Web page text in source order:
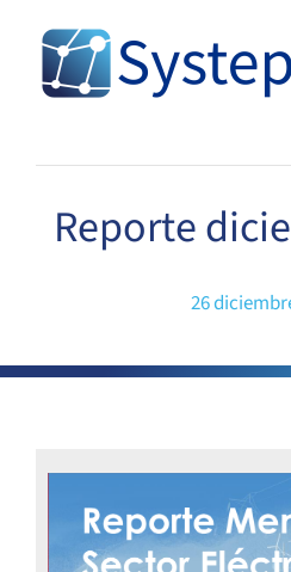
content
Reporte
26